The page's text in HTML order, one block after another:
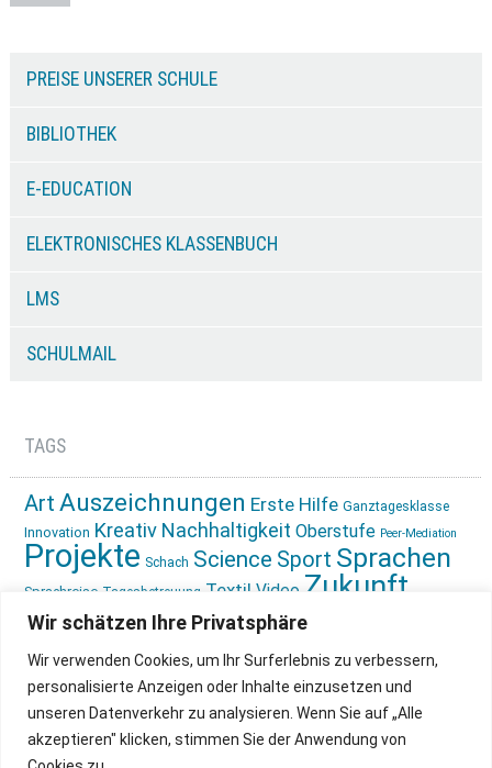
Wir schätzen Ihre Privatsphäre
Wir verwenden Cookies, um Ihr Surferlebnis zu verbessern,
personalisierte Anzeigen oder Inhalte einzusetzen und
unseren Datenverkehr zu analysieren. Wenn Sie auf „Alle
akzeptieren" klicken, stimmen Sie der Anwendung von
PREISE UNSERER SCHULE
BIBLIOTHEK
E-EDUCATION
ELEKTRONISCHES KLASSENBUCH
LMS
SCHULMAIL
TAGS
Art Auszeichnungen Erste Hilfe Ganztagesklasse
Innovation Kreativ Nachhaltigkeit Oberstufe Peer-Mediation
Projekte Schach Science Sport Sprachen
Sprachreise Tagesbetreuung Textil Video Zukunft
gestalten Ökologie